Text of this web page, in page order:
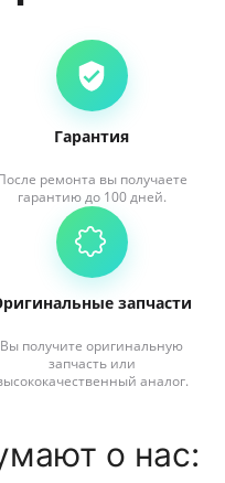
Гарантия
ремонта вы получаете
гарантию до 100 дней.
запчасти
Вы получите оригинальную
запчасть или
аналог.
о нас: